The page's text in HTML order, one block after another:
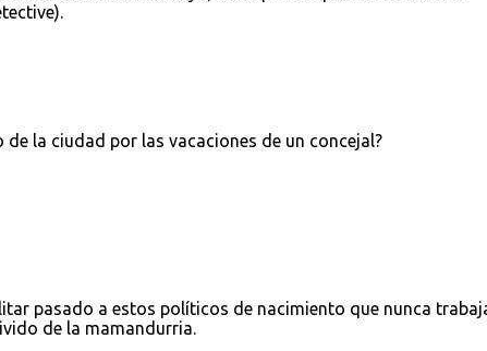
la ciudad por las vacaciones de un concejal?
pasado a estos políticos de nacimiento que nunca
de la mamandurria.